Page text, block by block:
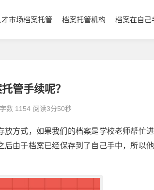
才市场档案托管 档案托管机构 档案在自己
管手续呢？
字数 1154 阅读3分50秒
方式，如果我们的档案是学校老师帮忙
由于档案已经保存到了自己手中，所以